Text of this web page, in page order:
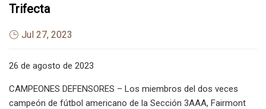
Trifecta
Jul 27, 2023
26 de agosto de 2023
CAMPEONES DEFENSORES – Los miembros del dos veces
campeón de fútbol americano de la Sección 3AAA, Fairmont